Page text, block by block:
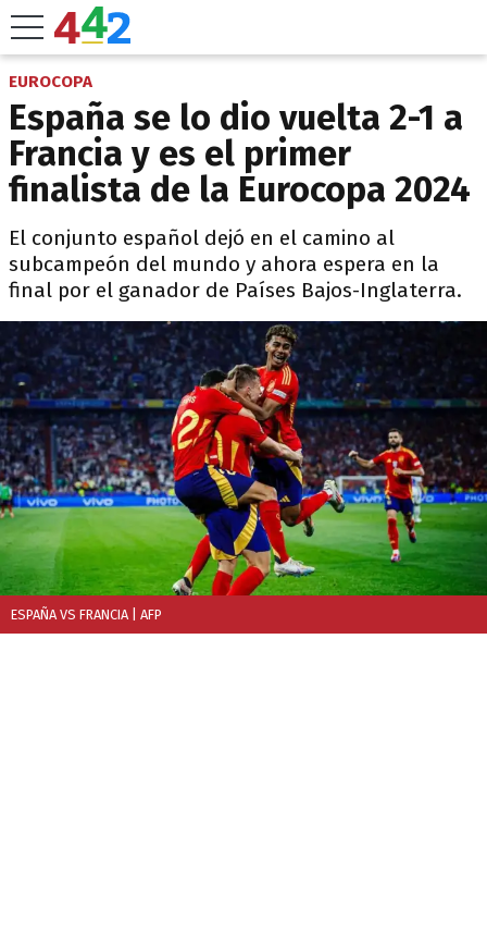
EUROCOPA
España se lo dio vuelta 2-1 a
Francia y es el primer
finalista de la Eurocopa 2024
El conjunto español dejó en el camino al
subcampeón del mundo y ahora espera en la
final por el ganador de Países Bajos-Inglaterra.
ESPAÑA VS FRANCIA | AFP